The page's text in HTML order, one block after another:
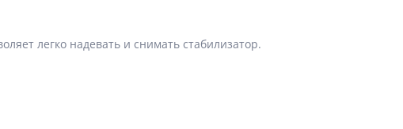
легко надевать и снимать стабилизатор.